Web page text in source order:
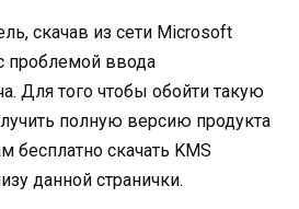
скачав из сети Microsoft
проблемой ввода
Для того чтобы обойти такую
полную версию продукта
скачать KMS
данной странички.